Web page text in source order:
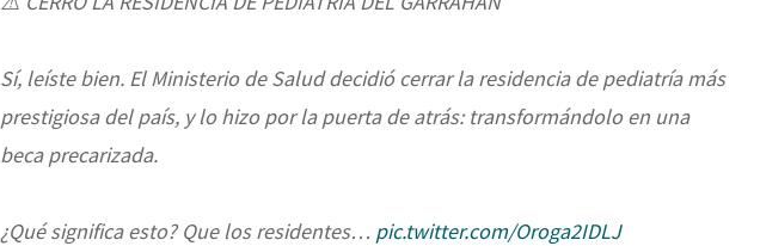
Sí, leíste bien. El Ministerio de Salud decidió cerrar la residencia de pediatría más
prestigiosa del país, y lo hizo por la puerta de atrás: transformándolo en una
beca precarizada.
¿Qué significa esto? Que los residentes… pic.twitter.com/Oroga2IDLJ